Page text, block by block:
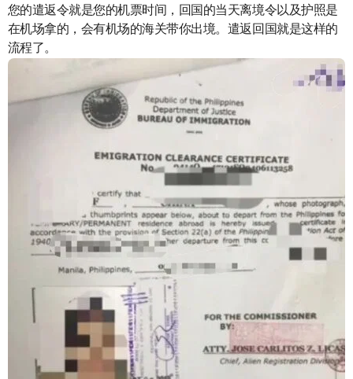
您的遣返令就是您的机票时间，回国的当天离境令以及护照是
在机场拿的，会有机场的海关带你出境。遣返回国就是这样的
流程了。